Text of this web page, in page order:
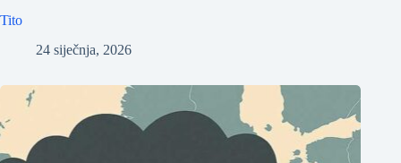
Tito
24 siječnja, 2026